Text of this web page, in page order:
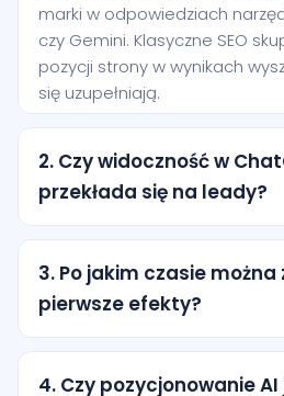
marki w odpowiedziach
czy Gemini. Klasyczne SEO
pozycji strony w wynikach
się uzupełniają.
2. Czy widoczność w
przekłada się na leady?
Tak, szczególnie przy
intencji. Użytkownik często
konkretnej usługi i jest bliżej
dopiero przegląda ogólne
3. Po jakim czasie
pierwsze efekty?
Pierwsze efekty zwykle
tygodniach od wdrożenia
4. Czy pozycjonowanie